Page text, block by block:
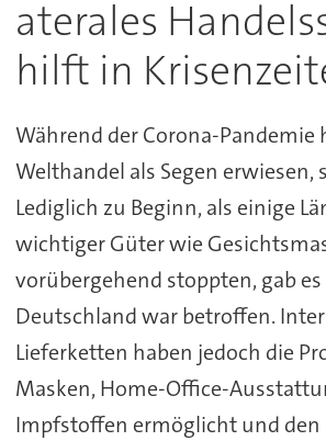
aterales
hilft in
Während der Corona-Pandemie
Welthandel als Segen erwiesen,
Lediglich zu Beginn, als einige
wichtiger Güter wie
vorübergehend stoppten, gab
Deutschland war betroffen.
Lieferketten haben jedoch die
Masken, Home-Office-
Impfstoffen ermöglicht und den